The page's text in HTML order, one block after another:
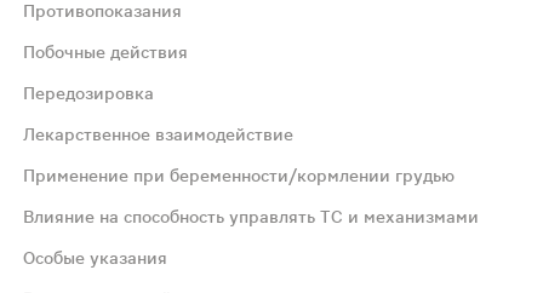
Биодоступность пропорциональна дозе в
в носу, зуда неба, зуда и покраснения глаз,
Противопоказания
Побочные действия
Передозировка
Лекарственное взаимодействие
Применение при беременности/кормлении грудью
Влияние на способность управлять ТС и механизмами
Особые указания